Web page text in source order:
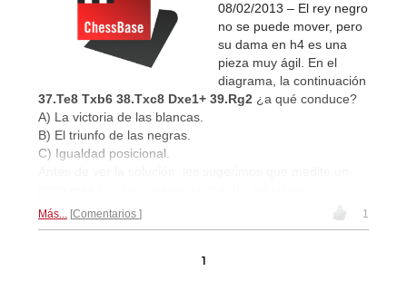
08/02/2013 – El rey negro
no se puede mover, pero
su dama en h4 es una
pieza muy ágil. En el
diagrama, la continuación
37.Te8 Txb6 38.Txc8 Dxe1+ 39.Rg2 ¿a qué conduce?
A) La victoria de las blancas.
B) El triunfo de las negras.
C) Igualdad posicional.
Más... Comentarios 1
1